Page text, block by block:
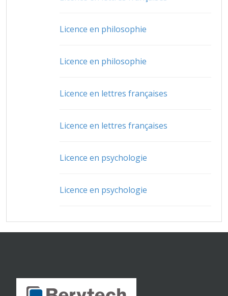
Licence en philosophie
Licence en philosophie
Licence en lettres françaises
Licence en lettres françaises
Licence en psychologie
Licence en psychologie